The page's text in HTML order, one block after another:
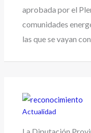
aprobada por el
comunidades
las que se vayan
Actualidad